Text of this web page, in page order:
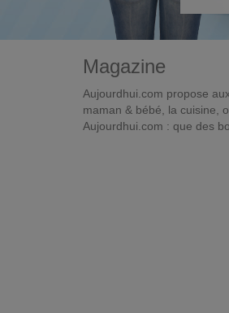
Magazine
Aujourdhui.com propose
maman & bébé, la cuisine,
Aujourdhui.com : que des